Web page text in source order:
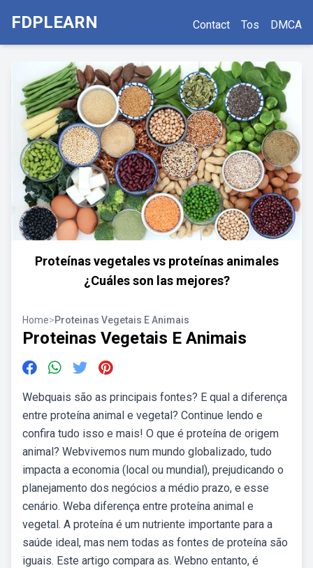
FDPLEARN Contact Tos DMCA
Proteínas vegetales vs proteínas animales
¿Cuáles son las mejores?
Home>Proteinas Vegetais E Animais
Proteinas Vegetais E Animais
Webquais são as principais fontes? E qual a diferença
entre proteína animal e vegetal? Continue lendo e
confira tudo isso e mais! O que é proteína de origem
animal? Webvivemos num mundo globalizado, tudo
impacta a economia (local ou mundial), prejudicando o
planejamento dos negócios a médio prazo, e esse
cenário. Weba diferença entre proteína animal e
vegetal. A proteína é um nutriente importante para a
saúde ideal, mas nem todas as fontes de proteína são
iguais. Este artigo compara as. Webno entanto, é